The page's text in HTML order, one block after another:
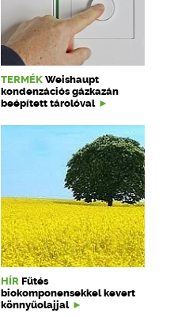
TERMÉK Weishaupt
kondenzációs gázkazán
beépített tárolóval
HÍR Fűtés
biokomponensekkel kevert
könnyűolajjal